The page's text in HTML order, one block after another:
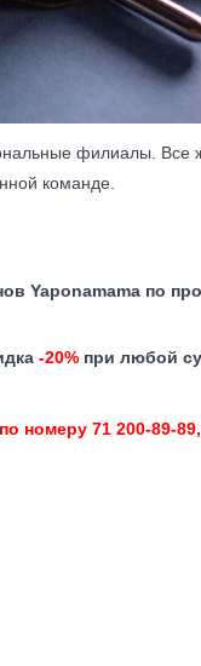
филиалы. Все
команде.
Yaponamama по
-20% при любой
номеру 71 200-89-